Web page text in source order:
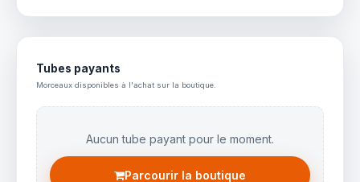
Tubes payants
Morceaux disponibles à l'achat sur la boutique.
Aucun tube payant pour le moment.
Parcourir la boutique